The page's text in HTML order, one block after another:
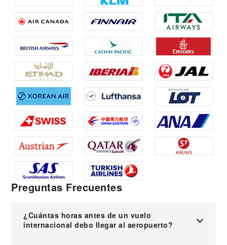
Preguntas Frecuentes
¿Cuántas horas antes de un vuelo
internacional debo llegar al aeropuerto?